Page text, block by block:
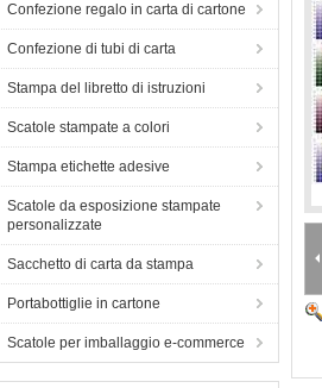
Confezione regalo in carta di cartone
Confezione di tubi di carta
Stampa del libretto di istruzioni
Scatole stampate a colori
Stampa etichette adesive
Scatole da esposizione stampate
personalizzate
Sacchetto di carta da stampa
Portabottiglie in cartone
Scatole per imballaggio e-commerce